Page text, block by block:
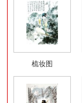
梳妆图